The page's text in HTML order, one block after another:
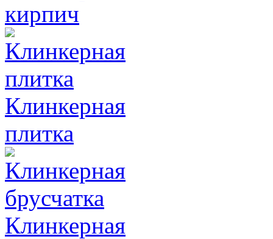
кирпич
Клинкерная
плитка
Клинкерная